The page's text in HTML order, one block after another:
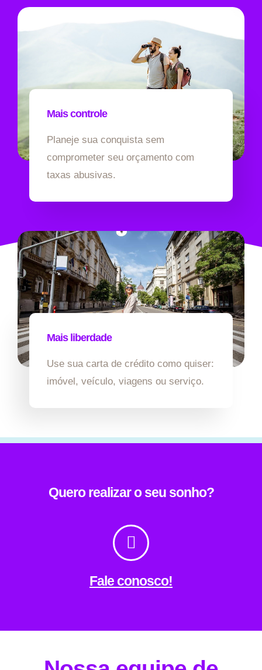
Mais controle
Planeje sua conquista sem
comprometer seu orçamento com
taxas abusivas.
Mais liberdade
Use sua carta de crédito como quiser:
imóvel, veículo, viagens ou serviço.
Quero realizar o seu sonho?
Fale conosco!